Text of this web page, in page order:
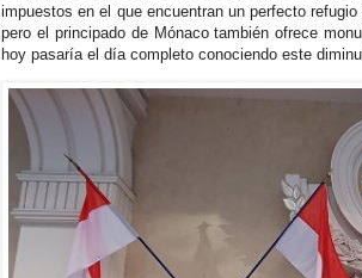
impuestos en el que encuentran un perfecto
pero el principado de Mónaco también ofrece
hoy pasaría el día completo conociendo este